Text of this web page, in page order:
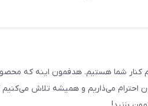
کنار شما هستیم. هدفمون اینه که
احترام می‌ذاریم و همیشه تلاش می‌کنیم